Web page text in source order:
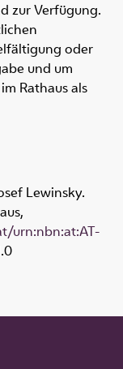
zur Verfügung.
oder
und um
Rathaus als
Lewinsky.
urn:nbn:at:AT-